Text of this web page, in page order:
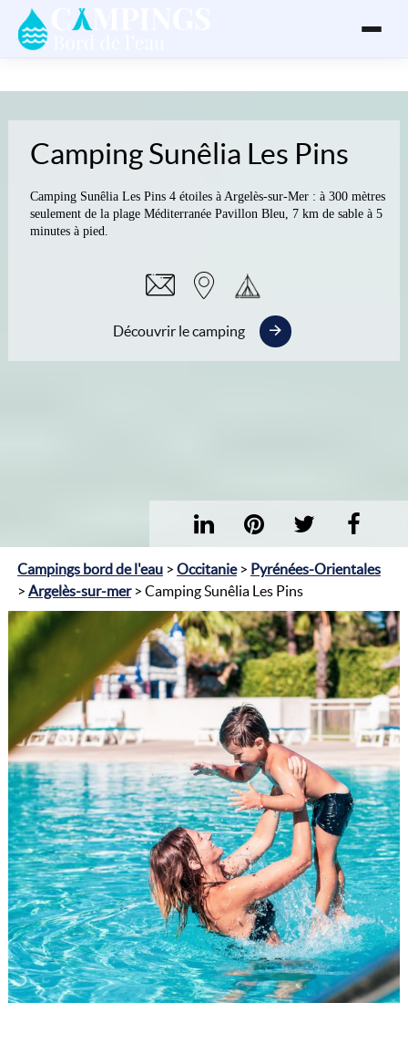
Camping Sunêlia Les Pins
Camping Sunêlia Les Pins 4 étoiles à Argelès-sur-Mer : à 300 mètres
seulement de la plage Méditerranée Pavillon Bleu, 7 km de sable à 5
minutes à pied.
Découvrir le camping
Campings bord de l'eau> Occitanie> Pyrénées-Orientales
> Argelès-sur-mer > Camping Sunêlia Les Pins